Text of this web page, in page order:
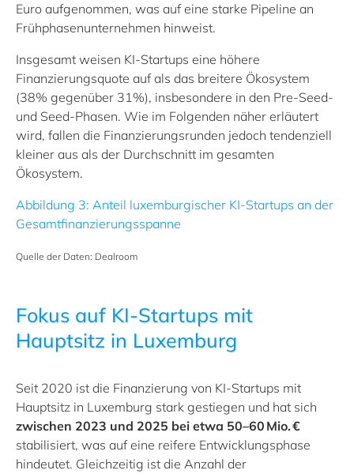
Euro aufgenommen, was auf eine starke Pipeline an
Frühphasenunternehmen hinweist.
Insgesamt weisen KI-Startups eine höhere
Finanzierungsquote auf als das breitere Ökosystem
(38% gegenüber 31%), insbesondere in den Pre-Seed-
und Seed-Phasen. Wie im Folgenden näher erläutert
wird, fallen die Finanzierungsrunden jedoch tendenziell
kleiner aus als der Durchschnitt im gesamten
Ökosystem.
Abbildung 3: Anteil luxemburgischer KI-Startups an der
Gesamtfinanzierungsspanne
Quelle der Daten: Dealroom
Fokus auf KI-Startups mit
Hauptsitz in Luxemburg
Seit 2020 ist die Finanzierung von KI-Startups mit
Hauptsitz in Luxemburg stark gestiegen und hat sich
zwischen 2023 und 2025 bei etwa 50–60 Mio. €
stabilisiert, was auf eine reifere Entwicklungsphase
hindeutet. Gleichzeitig ist die Anzahl der